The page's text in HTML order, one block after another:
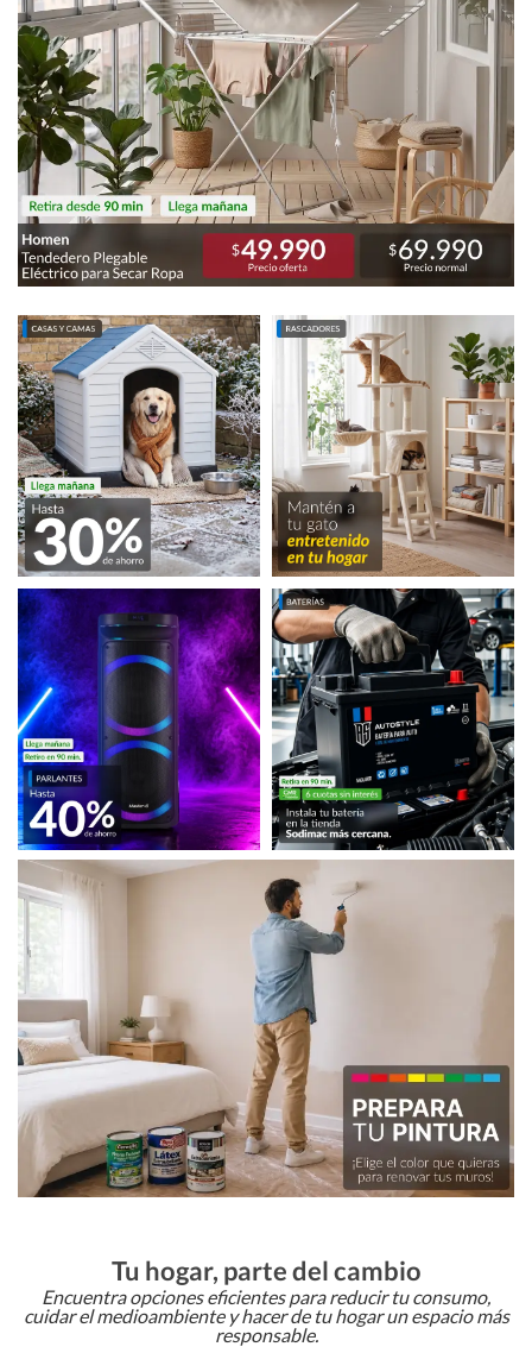
Tu hogar, parte del cambio
Encuentra opciones eficientes para reducir tu consumo,
cuidar el medioambiente y hacer de tu hogar un espacio más
responsable.